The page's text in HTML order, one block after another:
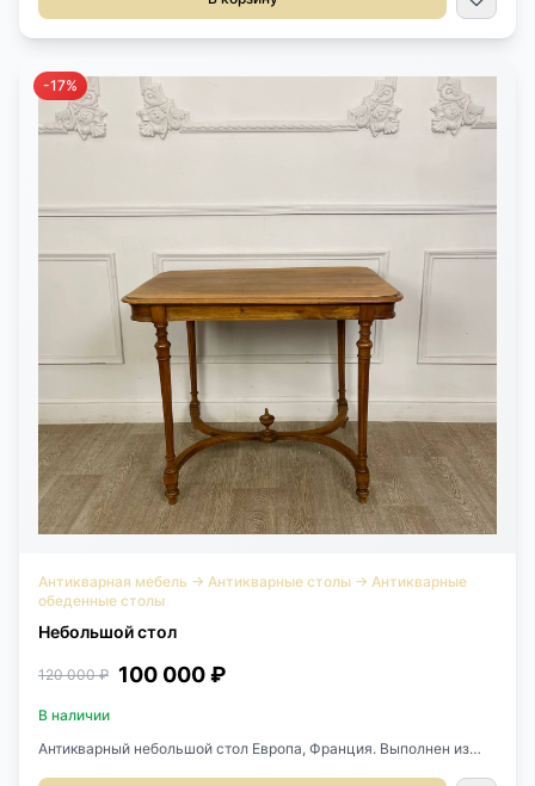
выдвижные ящички. Размер 128х84х74h см.
-17%
Антикварная мебель → Антикварные столы → Антикварные
обеденные столы
Небольшой стол
120 000 ₽ 100 000 ₽
В наличии
Антикварный небольшой стол Европа, Франция. Выполнен из